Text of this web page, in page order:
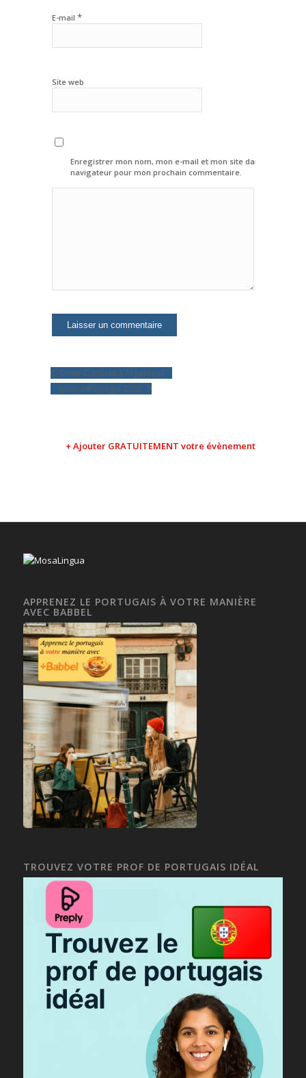
E-mail *
Site web
Enregistrer mon nom, mon e-mail et mon site dans le
navigateur pour mon prochain commentaire.
Diner-Dansant à Argenteuil
Salon InPortugal 2020
+ Ajouter GRATUITEMENT votre évènement
APPRENEZ LE PORTUGAIS À VOTRE MANIÈRE
AVEC BABBEL
TROUVEZ VOTRE PROF DE PORTUGAIS IDÉAL